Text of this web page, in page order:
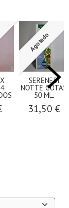
Agotado
SERENESI
NOTTE GOTAS
50 ML.
31,50 €